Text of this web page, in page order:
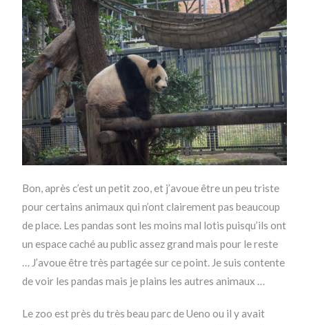
Bon, après c’est un petit zoo, et j’avoue être un peu triste
pour certains animaux qui n’ont clairement pas beaucoup
de place. Les pandas sont les moins mal lotis puisqu’ils ont
un espace caché au public assez grand mais pour le reste
… J’avoue être très partagée sur ce point. Je suis contente
de voir les pandas mais je plains les autres animaux …
Le zoo est près du très beau parc de Ueno ou il y avait